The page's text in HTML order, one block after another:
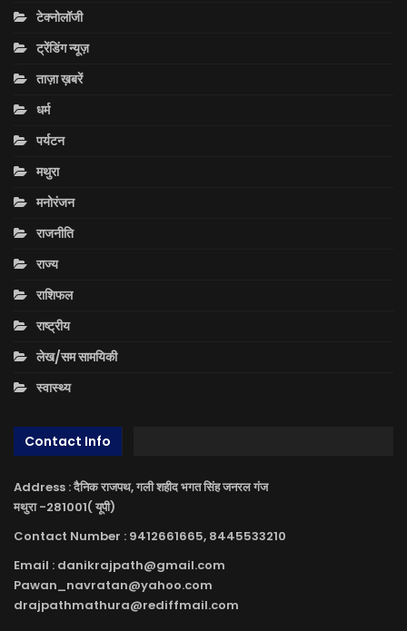
टेक्नोलॉजी
ट्रेंडिंग न्यूज़
ताज़ा ख़बरें
धर्म
पर्यटन
मथुरा
मनोरंजन
राजनीति
राज्य
राशिफल
राष्ट्रीय
लेख/सम सामयिकी
स्वास्थ्य
Contact Info
Address : दैनिक राजपथ, गली शहीद भगत सिंह जनरल गंज
मथुरा -281001( यूपी)
Contact Number : 9412661665, 8445533210
Email : danikrajpath@gmail.com
Pawan_navratan@yahoo.com
drajpathmathura@rediffmail.com